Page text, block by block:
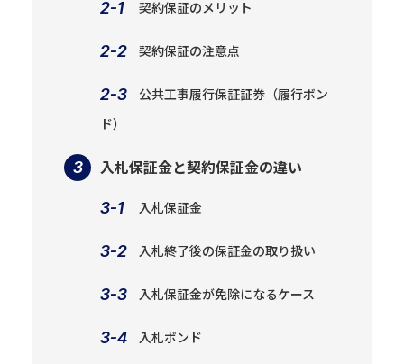
契約保証のメリット
契約保証の注意点
公共工事履行保証証券（履行ボン
ド）
入札保証金と契約保証金の違い
入札保証金
入札終了後の保証金の取り扱い
入札保証金が免除になるケース
入札ボンド